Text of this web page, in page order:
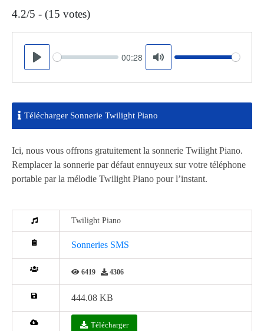
4.2/5 - (15 votes)
Play
Seek 00:28
Mute
Volume
Télécharger Sonnerie Twilight Piano
Ici, nous vous offrons gratuitement la sonnerie Twilight Piano.
Remplacer la sonnerie par défaut ennuyeux sur votre téléphone
portable par la mélodie Twilight Piano pour l’instant.
Twilight Piano
Sonneries SMS
6419 4306
444.08 KB
Télécharger